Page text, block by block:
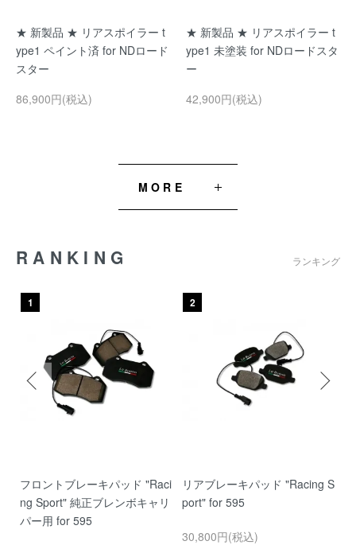
★ 新製品 ★ リアスポイラー t
ype1 ペイント済 for NDロード
スター
86,900円(税込)
★ 新製品 ★ リアスポイラー t
ype1 未塗装 for NDロードスタ
ー
42,900円(税込)
MORE
RANKING ランキング
1
フロントブレーキパッド "Raci
ng Sport" 純正ブレンボキャリ
パー用 for 595
2
リアブレーキパッド "Racing S
port" for 595
30,800円(税込)